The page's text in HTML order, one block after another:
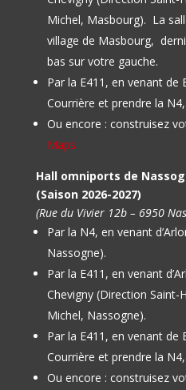
Michel, Masbourg). La
village de Masbourg,
bas sur votre gauche.
Par la E411, en venant de
Courrière et prendre la
Ou encore : construisez
Maps
Hall omniports de
(Saison 2026-2027)
(Rue du Vivier 12b – 6950
Par la N4, en venant
Nassogne).
Par la E411, en venant
Chevigny (Direction Saint-
Michel, Nassogne).
Par la E411, en venant de
Courrière et prendre la
Ou encore : construisez